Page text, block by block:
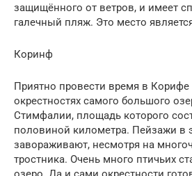
защищённого от ветров, и имеет
галечный пляж. Это место
Коринф
Приятно провести время в
окрестностях самого большого
Стимфалии, площадь которого
половиной километра. Пейзажи в
завораживают, несмотря на
тростника. Очень много птичьих